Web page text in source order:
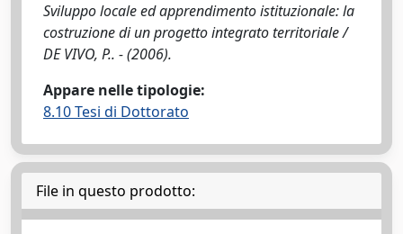
Sviluppo locale ed apprendimento istituzionale: la
costruzione di un progetto integrato territoriale /
DE VIVO, P.. - (2006).
Appare nelle tipologie:
8.10 Tesi di Dottorato
File in questo prodotto: